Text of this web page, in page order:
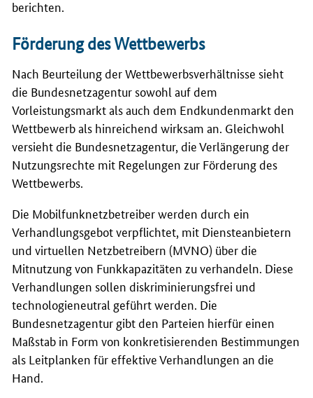
berichten.
Förderung des Wettbewerbs
Nach Beurteilung der Wettbewerbsverhältnisse sieht
die Bundesnetzagentur sowohl auf dem
Vorleistungsmarkt als auch dem Endkundenmarkt den
Wettbewerb als hinreichend wirksam an. Gleichwohl
versieht die Bundesnetzagentur, die Verlängerung der
Nutzungsrechte mit Regelungen zur Förderung des
Wettbewerbs.
Die Mobilfunknetzbetreiber werden durch ein
Verhandlungsgebot verpflichtet, mit Diensteanbietern
und virtuellen Netzbetreibern (MVNO) über die
Mitnutzung von Funkkapazitäten zu verhandeln. Diese
Verhandlungen sollen diskriminierungsfrei und
technologieneutral geführt werden. Die
Bundesnetzagentur gibt den Parteien hierfür einen
Maßstab in Form von konkretisierenden Bestimmungen
als Leitplanken für effektive Verhandlungen an die
Hand.